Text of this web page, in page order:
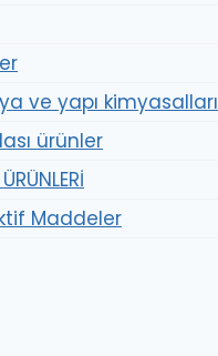
ve yapı kimyasalları
ürünler
Maddeler